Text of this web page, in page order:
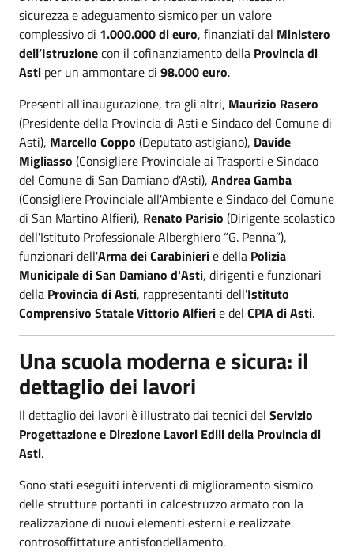
sicurezza e adeguamento sismico per un valore
complessivo di 1.000.000 di euro, finanziati dal Ministero
dell’Istruzionecon il cofinanziamento della Provincia di
Asti per un ammontare di 98.000 euro.
Presenti all'inaugurazione, tra gli altri, Maurizio Rasero
(Presidente della Provincia di Asti e Sindaco del Comune di
Asti), Marcello Coppo (Deputato astigiano), Davide
Migliasso (Consigliere Provinciale ai Trasporti e Sindaco
del Comune di San Damiano d'Asti), Andrea Gamba
(Consigliere Provinciale all'Ambiente e Sindaco del Comune
di San Martino Alfieri), Renato Parisio (Dirigente scolastico
dell'Istituto Professionale Alberghiero “G. Penna”),
funzionari dell'Arma dei Carabinierie della Polizia
Municipale di San Damiano d'Asti, dirigenti e funzionari
della Provincia di Asti, rappresentanti dell'Istituto
Comprensivo Statale Vittorio Alfierie del CPIA di Asti.
Una scuola moderna e sicura: il
dettaglio dei lavori
Il dettaglio dei lavori è illustrato dai tecnici del Servizio
Progettazione e Direzione Lavori Edili della Provincia di
Asti.
Sono stati eseguiti interventi di miglioramento sismico
delle strutture portanti in calcestruzzo armato con la
realizzazione di nuovi elementi esterni e realizzate
controsoffittature antisfondellamento.